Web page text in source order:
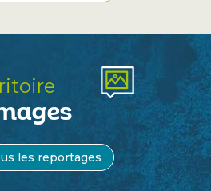
les reportages